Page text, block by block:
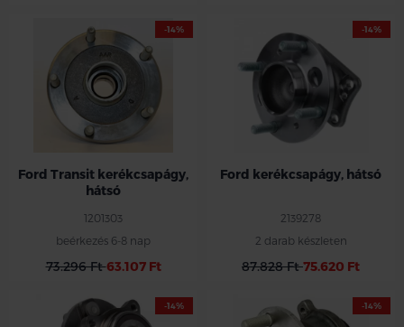
-14%
Ford Transit kerékcsapágy,
hátsó
1201303
beérkezés 6-8 nap
73.296 Ft63.107 Ft
-14%
Ford kerékcsapágy, hátsó
2139278
2 darab készleten
87.828 Ft75.620 Ft
-14% -14%